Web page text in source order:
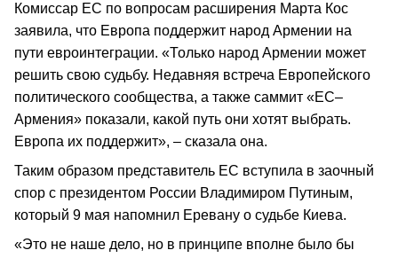
Комиссар ЕС по вопросам расширения Марта Кос
заявила, что Европа поддержит народ Армении на
пути евроинтеграции. «Только народ Армении может
решить свою судьбу. Недавняя встреча Европейского
политического сообщества, а также саммит «ЕС–
Армения» показали, какой путь они хотят выбрать.
Европа их поддержит», – сказала она.
Таким образом представитель ЕС вступила в заочный
спор с президентом России Владимиром Путиным,
который 9 мая напомнил Еревану о судьбе Киева.
«Это не наше дело, но в принципе вполне было бы